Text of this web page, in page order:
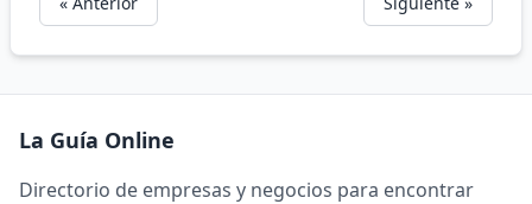
La Guía Online
Directorio de empresas y negocios para encontrar